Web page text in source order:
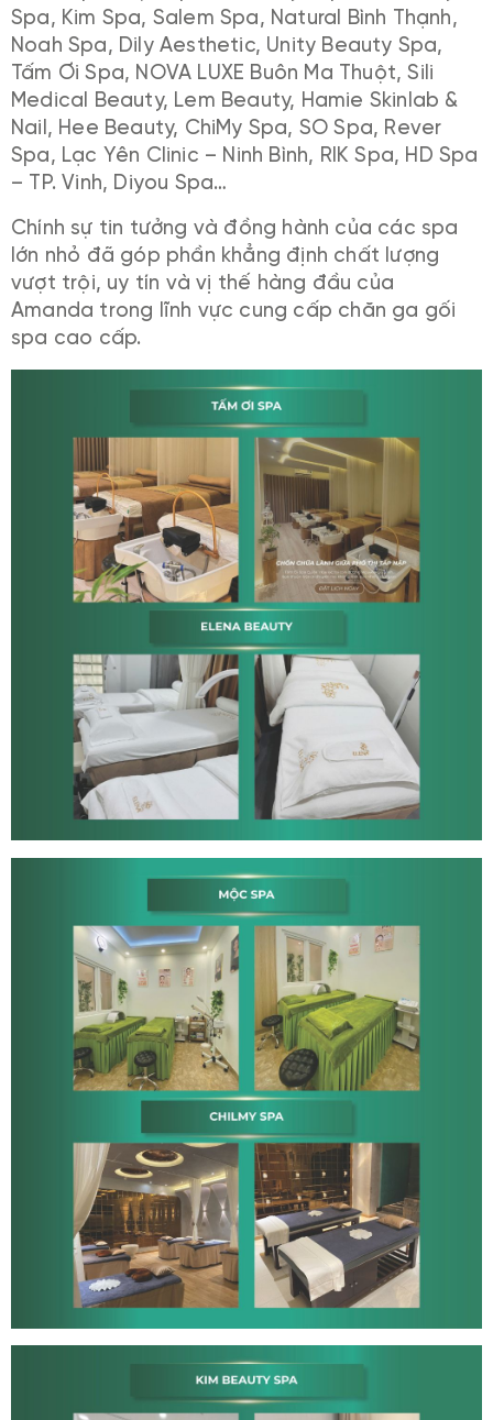
Spa, Kim Spa, Salem Spa, Natural Bình Thạnh,
Noah Spa, Dily Aesthetic, Unity Beauty Spa,
Tấm Ơi Spa, NOVA LUXE Buôn Ma Thuột, Sili
Medical Beauty, Lem Beauty, Hamie Skinlab &
Nail, Hee Beauty, ChiMy Spa, SO Spa, Rever
Spa, Lạc Yên Clinic – Ninh Bình, RIK Spa, HD Spa
– TP. Vinh, Diyou Spa…
Chính sự tin tưởng và đồng hành của các spa
lớn nhỏ đã góp phần khẳng định chất lượng
vượt trội, uy tín và vị thế hàng đầu của
Amanda trong lĩnh vực cung cấp chăn ga gối
spa cao cấp.